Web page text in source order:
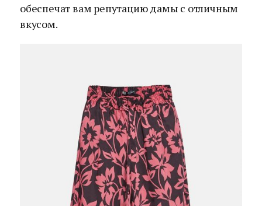
обеспечат вам репутацию дамы с отличным
вкусом.